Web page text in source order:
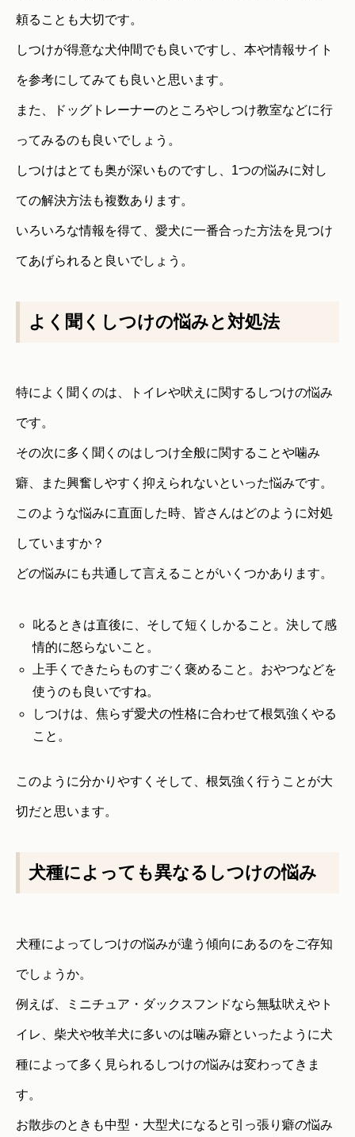
頼ることも大切です。
しつけが得意な犬仲間でも良いですし、本や情報サイト
を参考にしてみても良いと思います。
また、ドッグトレーナーのところやしつけ教室などに行
ってみるのも良いでしょう。
しつけはとても奥が深いものですし、1つの悩みに対し
ての解決方法も複数あります。
いろいろな情報を得て、愛犬に一番合った方法を見つけ
てあげられると良いでしょう。
よく聞くしつけの悩みと対処法
特によく聞くのは、トイレや吠えに関するしつけの悩み
です。
その次に多く聞くのはしつけ全般に関することや噛み
癖、また興奮しやすく抑えられないといった悩みです。
このような悩みに直面した時、皆さんはどのように対処
していますか？
どの悩みにも共通して言えることがいくつかあります。
叱るときは直後に、そして短くしかること。決して感
情的に怒らないこと。
上手くできたらものすごく褒めること。おやつなどを
使うのも良いですね。
しつけは、焦らず愛犬の性格に合わせて根気強くやる
こと。
このように分かりやすくそして、根気強く行うことが大
切だと思います。
犬種によっても異なるしつけの悩み
犬種によってしつけの悩みが違う傾向にあるのをご存知
でしょうか。
例えば、ミニチュア・ダックスフンドなら無駄吠えやト
イレ、柴犬や牧羊犬に多いのは噛み癖といったように犬
種によって多く見られるしつけの悩みは変わってきま
す。
お散歩のときも中型・大型犬になると引っ張り癖の悩み